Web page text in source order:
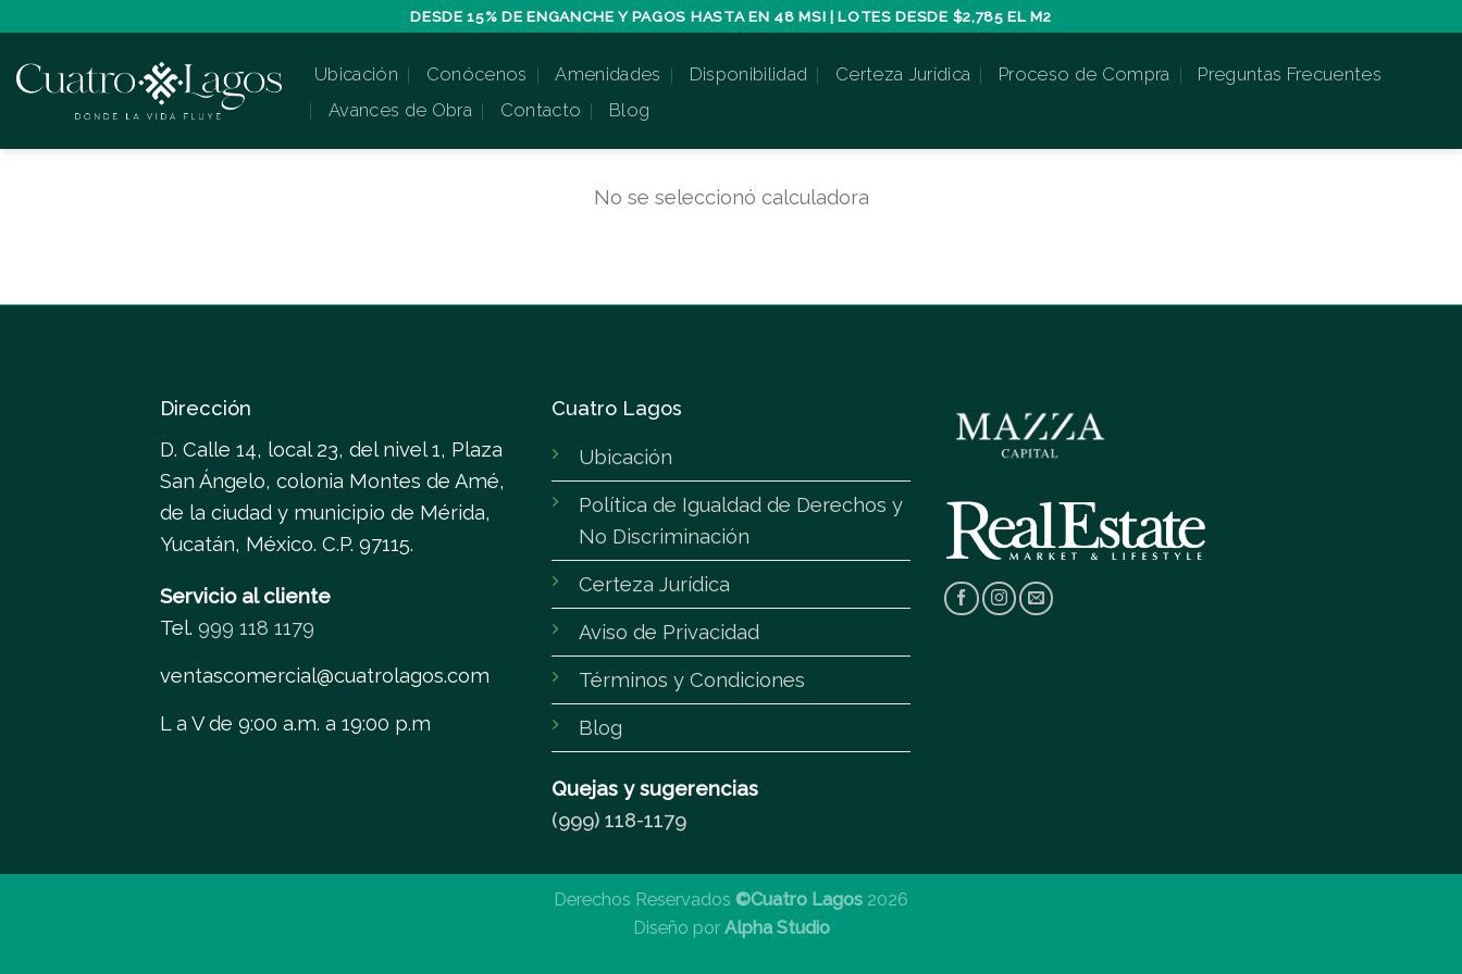
content
DESDE 15% DE ENGANCHE Y PAGOS HASTA EN 48 MSI | LOTES DESDE $2,785 EL M2
Ubicación Conócenos Amenidades Disponibilidad Certeza Jurídica Proceso de Compra
Preguntas Frecuentes
Avances de Obra
Contacto Blog
No se seleccionó calculadora
Dirección
D. Calle 14, local 23, del nivel 1, Plaza
San Ángelo, colonia Montes de Amé,
de la ciudad y municipio de Mérida,
Yucatán, México. C.P. 97115.
Servicio al cliente
Tel. 999 118 1179
ventascomercial@cuatrolagos.com
L a V de 9:00 a.m. a 19:00 p.m
Cuatro Lagos
Ubicación
Política de Igualdad de Derechos y
No Discriminación
Certeza Jurídica
Aviso de Privacidad
Términos y Condiciones
Blog
Quejas y sugerencias
(999) 118-1179
Derechos Reservados ©Cuatro Lagos 2026
Diseño por Alpha Studio